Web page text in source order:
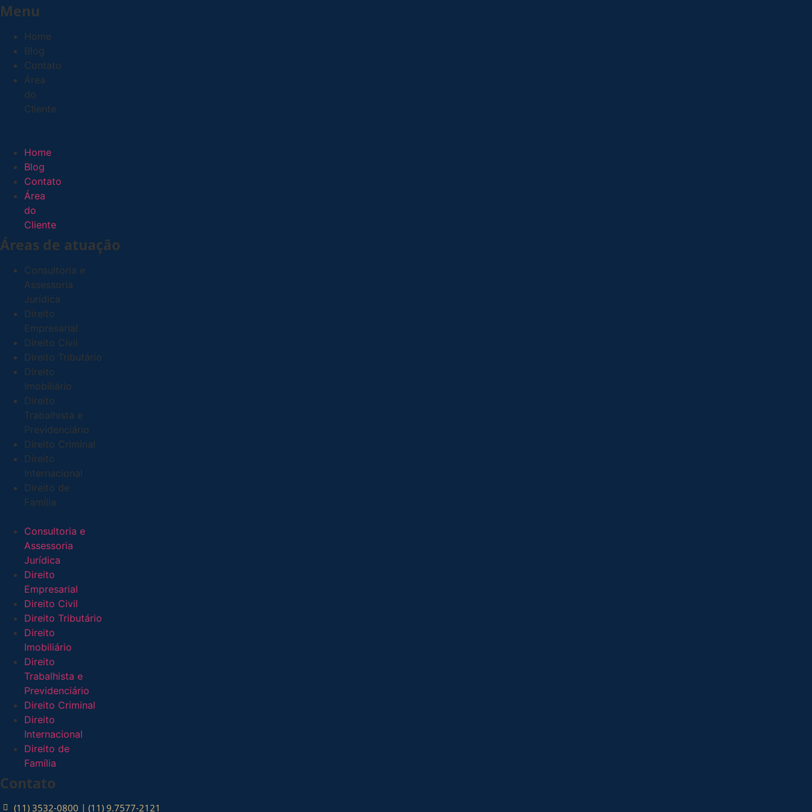
Menu
Home
Blog
Contato
Área
do
Cliente
Home
Blog
Contato
Área
do
Cliente
Áreas de atuação
Consultoria e
Assessoria
Jurídica
Direito
Empresarial
Direito Civil
Direito Tributário
Direito
Imobiliário
Direito
Trabalhista e
Previdenciário
Direito Criminal
Direito
Internacional
Direito de
Família
Consultoria e
Assessoria
Jurídica
Direito
Empresarial
Direito Civil
Direito Tributário
Direito
Imobiliário
Direito
Trabalhista e
Previdenciário
Direito Criminal
Direito
Internacional
Direito de
Família
Contato
(11) 3532-0800 | (11) 9.7577-2121